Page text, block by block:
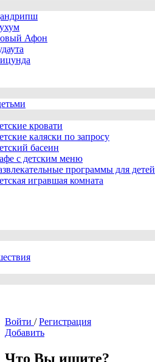
Афон
кровати
каляски по запросу
басеин
с детским меню
программы для детей
игравшая комната
Войти / Регистрация
Добавить
Что Вы ищите?